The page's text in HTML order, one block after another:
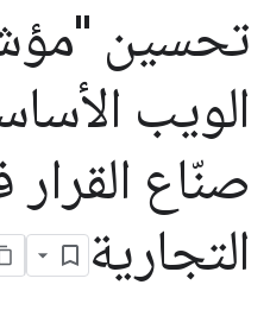
تحسين
الويب
صنّاع
التجارية